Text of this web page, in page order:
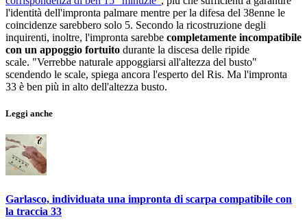
l'identità dell'impronta palmare mentre per la difesa del 38enne le
coincidenze sarebbero solo 5. Secondo la ricostruzione degli
inquirenti, inoltre, l'impronta sarebbe completamente incompatibile
con un appoggio fortuito durante la discesa delle ripide
scale. "Verrebbe naturale appoggiarsi all'altezza del busto"
scendendo le scale, spiega ancora l'esperto del Ris. Ma l'impronta
33 è ben più in alto dell'altezza busto.
Leggi anche
Garlasco, individuata una impronta di scarpa compatibile con
la traccia 33